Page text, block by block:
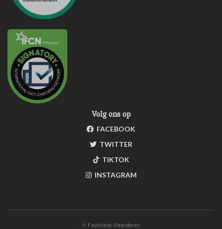
Volg ons op
FACEBOOK
TWITTER
TIKTOK
INSTAGRAM
© Factcheck.Vlaanderen